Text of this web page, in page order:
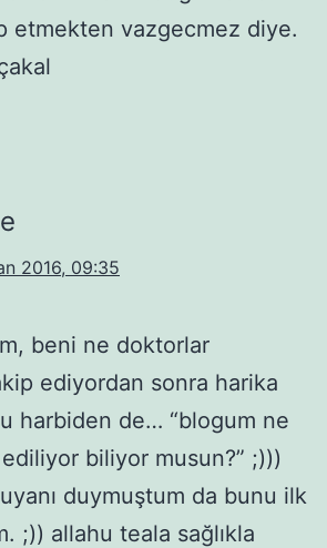
etmekten vazgecmez diye.
2016, 09:35
beni ne doktorlar
ediyordan sonra harika
harbiden de… “blogum ne
biliyor musun?” ;)))
duymuştum da bunu ilk
;)) allahu teala sağlıkla